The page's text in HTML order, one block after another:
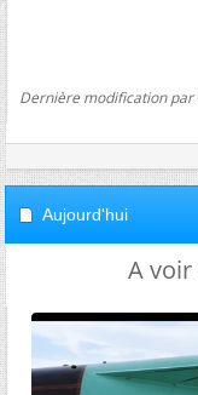
Dernière modification par
Aujourd'hui
A